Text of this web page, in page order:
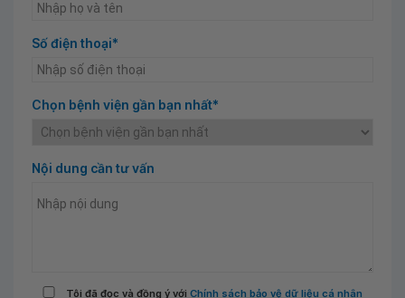
Số điện thoại*
Chọn bệnh viện gần bạn nhất*
Nội dung cần tư vấn
Tôi đã đọc và đồng ý với Chính sách bảo vệ dữ liệu cá nhân